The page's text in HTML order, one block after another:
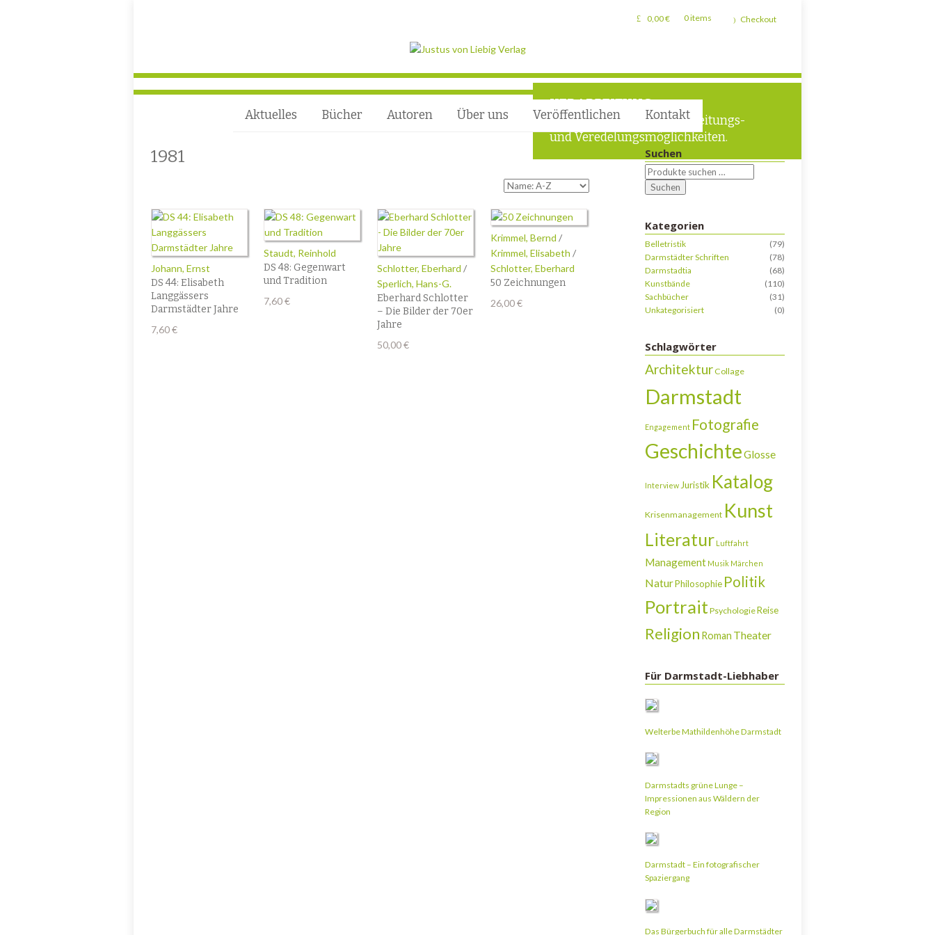
0,00€ 0 items Checkout
VERARBEITUNG
Außergewöhnliche Verarbeitungs-
und Veredelungsmöglichkeiten.
Aktuelles Bücher Autoren Über uns Veröffentlichen Kontakt
1981
Johann, Ernst
DS 44: Elisabeth
Langgässers
Darmstädter Jahre
7,60€
Staudt, Reinhold
DS 48: Gegenwart
und Tradition
7,60€
Schlotter, Eberhard /
Sperlich, Hans-G.
Eberhard Schlotter
– Die Bilder der 70er
Jahre
50,00€
Krimmel, Bernd /
Krimmel, Elisabeth /
Schlotter, Eberhard
50 Zeichnungen
26,00€
Suchen
Suchen
Kategorien
Belletristik
(79)
Darmstädter Schriften
(78)
Darmstadtia
(68)
Kunstbände
(110)
Sachbücher
(31)
Unkategorisiert
(0)
Schlagwörter
ArchitekturCollage
Darmstadt
Engagement Fotografie
GeschichteGlosse
Interview Juristik Katalog
Krisenmanagement Kunst
Literatur Luftfahrt
Management Musik Märchen
NaturPhilosophie Politik
Portrait PsychologieReise
Religion Roman Theater
Für Darmstadt-Liebhaber
Welterbe Mathildenhöhe Darmstadt
Darmstadts grüne Lunge –
Impressionen aus Wäldern der
Region
Darmstadt – Ein fotografischer
Spaziergang
Das Bürgerbuch für alle Darmstädter